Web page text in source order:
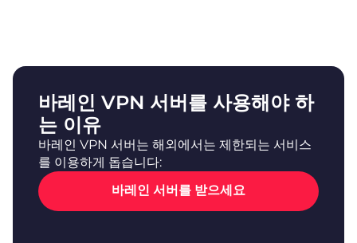
바레인 VPN 서버를 사용해야 하
는 이유
바레인 VPN 서버는 해외에서는 제한되는 서비스
를 이용하게 돕습니다:
바레인 서버를 받으세요